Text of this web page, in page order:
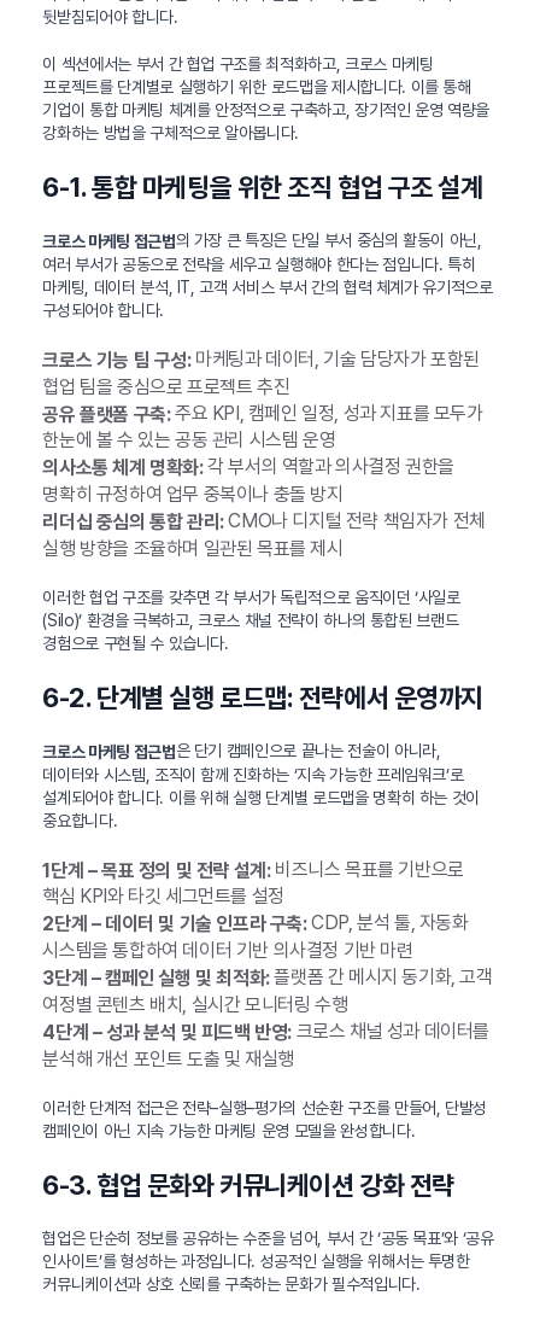
뒷받침되어야 합니다.
이 섹션에서는 부서 간 협업 구조를 최적화하고, 크로스 마케팅
프로젝트를 단계별로 실행하기 위한 로드맵을 제시합니다. 이를 통해
기업이 통합 마케팅 체계를 안정적으로 구축하고, 장기적인 운영 역량을
강화하는 방법을 구체적으로 알아봅니다.
6-1. 통합 마케팅을 위한 조직 협업 구조 설계
크로스 마케팅 접근법의 가장 큰 특징은 단일 부서 중심의 활동이 아닌,
여러 부서가 공동으로 전략을 세우고 실행해야 한다는 점입니다. 특히
마케팅, 데이터 분석, IT, 고객 서비스 부서 간의 협력 체계가 유기적으로
구성되어야 합니다.
크로스 기능 팀 구성:마케팅과 데이터, 기술 담당자가 포함된
협업 팀을 중심으로 프로젝트 추진
공유 플랫폼 구축:주요 KPI, 캠페인 일정, 성과 지표를 모두가
한눈에 볼 수 있는 공동 관리 시스템 운영
의사소통 체계 명확화:각 부서의 역할과 의사결정 권한을
명확히 규정하여 업무 중복이나 충돌 방지
리더십 중심의 통합 관리:CMO나 디지털 전략 책임자가 전체
실행 방향을 조율하며 일관된 목표를 제시
이러한 협업 구조를 갖추면 각 부서가 독립적으로 움직이던 ‘사일로
(Silo)’ 환경을 극복하고, 크로스 채널 전략이 하나의 통합된 브랜드
경험으로 구현될 수 있습니다.
6-2. 단계별 실행 로드맵: 전략에서 운영까지
크로스 마케팅 접근법은 단기 캠페인으로 끝나는 전술이 아니라,
데이터와 시스템, 조직이 함께 진화하는 ‘지속 가능한 프레임워크’로
설계되어야 합니다. 이를 위해 실행 단계별 로드맵을 명확히 하는 것이
중요합니다.
1단계 – 목표 정의 및 전략 설계:비즈니스 목표를 기반으로
핵심 KPI와 타깃 세그먼트를 설정
2단계 – 데이터 및 기술 인프라 구축:CDP, 분석 툴, 자동화
시스템을 통합하여 데이터 기반 의사결정 기반 마련
3단계 – 캠페인 실행 및 최적화:플랫폼 간 메시지 동기화, 고객
여정별 콘텐츠 배치, 실시간 모니터링 수행
4단계 – 성과 분석 및 피드백 반영:크로스 채널 성과 데이터를
분석해 개선 포인트 도출 및 재실행
이러한 단계적 접근은 전략–실행–평가의 선순환 구조를 만들어, 단발성
캠페인이 아닌 지속 가능한 마케팅 운영 모델을 완성합니다.
6-3. 협업 문화와 커뮤니케이션 강화 전략
협업은 단순히 정보를 공유하는 수준을 넘어, 부서 간 ‘공동 목표’와 ‘공유
인사이트’를 형성하는 과정입니다. 성공적인 실행을 위해서는 투명한
커뮤니케이션과 상호 신뢰를 구축하는 문화가 필수적입니다.